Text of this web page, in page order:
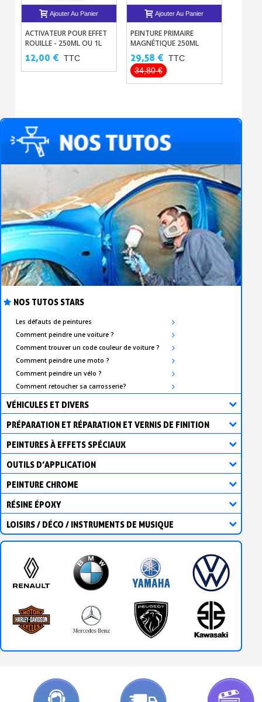
NOS TUTOS STARS
Les défauts de peintures
Comment peindre une voiture ?
Comment trouver un code couleur de voiture ?
Comment peindre une moto ?
Comment peindre un vélo ?
Comment retoucher sa carrosserie?
VÉHICULES ET DIVERS
PRÉPARATION ET RÉPARATION ET VERNIS DE FINITION
PEINTURES À EFFETS SPÉCIAUX
OUTILS D’APPLICATION
PEINTURE CHROME
RÉSINE ÉPOXY
LOISIRS / DÉCO / INSTRUMENTS DE MUSIQUE
Ajouter Au Panier
ACTIVATEUR POUR EFFET
ROUILLE - 250ML OU 1L
12,00 € TTC
Ajouter Au Panier
PEINTURE PRIMAIRE
MAGNÉTIQUE 250ML
29,58 € TTC
34,80 €